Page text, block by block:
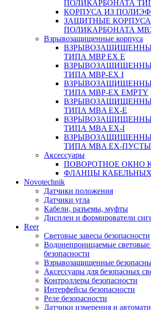
ПОЛИКАРБОНАТА
КОРПУСА ИЗ
ЗАЩИТНЫЕ КОРПУСА
ПОЛИКАРБОНАТА
Взрывозащищенные корпуса
ТИПА MBP EX E
ТИПА MBP-EX I
ТИПА MBP-EX EMPTY
ТИПА MBA EX-E
ТИПА MBA EX-I
ТИПА MBA EX-
Аксессуары
ПОВОРОТНОЕ ОКНО
ФЛАНЦЫ КАБЕЛЬНЫХ
Novotechnik
Датчики положения
Датчики угла
Кабели, разъемы, муфты
Дисплеи и формирователи
Reer
Световые завесы безопасности
Водонепроницаемые световые
безопасности
Взрывозащищенные
Аксессуары для безопасных
Контроллеры безопасности
Интерфейсы безопасности
Реле безопасности
Датчики измерения и